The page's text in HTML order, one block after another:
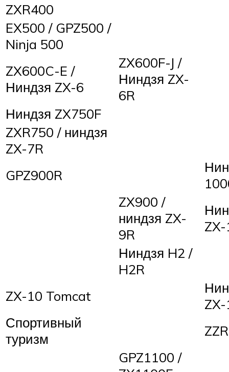
ZXR400
EX500 / GPZ500 /
Ninja 500
ZX600C-E /
Ниндзя ZX-6
ZX600F-J /
Ниндзя ZX-
6R
Ниндзя ZX750F
ZXR750 / ниндзя
ZX-7R
GPZ900R
ZX900 /
ниндзя ZX-
9R
Ниндзя H2 /
H2R
ZX-10 Tomcat
Спортивный
туризм
GPZ1100 /